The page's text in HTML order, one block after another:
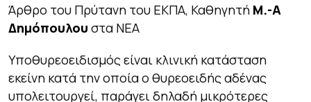
Άρθρο του Πρύτανη του ΕΚΠΑ, Καθηγητή Μ.-Α
Δημόπουλου στα ΝΕΑ
Υποθυρεοειδισμός είναι κλινική κατάσταση
εκείνη κατά την οποία ο θυρεοειδής αδένας
υπολειτουργεί, παράγει δηλαδή μικρότερες